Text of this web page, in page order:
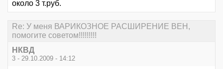
около 3 т.руб.
Re: У меня ВАРИКОЗНОЕ РАСШИРЕНИЕ ВЕН,
помогите советом!!!!!!!!!
НКВД
3 - 29.10.2009 - 14:12